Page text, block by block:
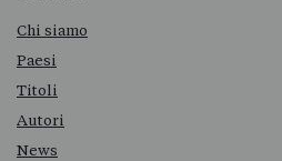
Chi siamo
Paesi
Titoli
Autori
News